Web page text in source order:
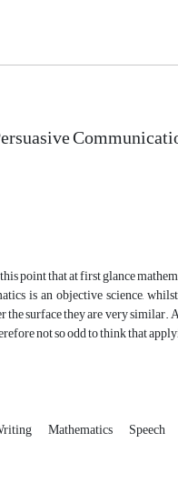
point that at first glance
is an objective science,
surface they are very similar.
not so odd to think that
Mathematics Speech